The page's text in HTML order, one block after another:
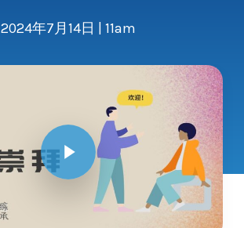
2024年7月14日 | 11am
Play Video